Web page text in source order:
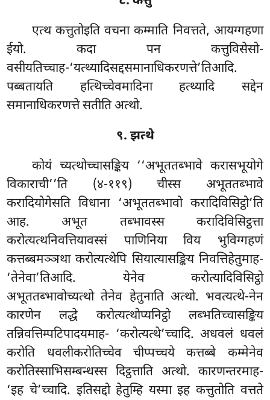
एत्थ कत्तुतोइति वचना कम्माति निवत्तते, आयग्गहणा
ईयो. कदा पन कत्तुविसेसो-
वसीयतिच्चाह-‘यत्थ्यादिसद्दसमानाधिकरणत्ते’तिआदि.
पब्बतायति हत्थिच्चेवमादिना हत्थ्यादि सद्देन
समानाधिकरणत्ते सतीति अत्थो.
९. झत्थे
कोयं च्यत्थोच्चासङ्किय ‘‘अभूततब्भावे करासभूयोगे
विकाराची’’ति (४-११९) चीस्स अभूततब्भावे
करादियोगेसति विधाना ‘अभूततब्भावो करादिविसिट्ठो’ति
आह. अभूत तब्भावस्स करादिविसिट्ठत्ता
करोत्यत्थनिवत्तियावस्सं पाणिनिया विय भुविग्गहणं
कत्तब्बमञ्ञथा करोत्यत्थेपि सियात्यासङ्किय निवत्तिहेतुमाह-
‘तेनेवा’तिआदि. येनेव करोत्यादिविसिट्ठो
अभूततब्भावोच्यत्थो तेनेव हेतुनाति अत्थो. भवत्यत्थे-नेन
कारणेन लद्धे करोत्यत्थोप्यनिट्ठो लब्भतिच्चासङ्किय
तन्निवत्तिम्पटिपादयमाह- ‘करोत्यत्थे’च्चादि. अधवलं धवलं
करोति धवलीकरोतिच्चेव चीप्पच्चये कत्तब्बे कम्मेनेव
करोतिस्साभिसम्बन्धस्स दिट्ठत्ताति अत्थो. कारणन्तरमाह-
‘इह चे’च्चादि. इतिसद्दो हेतुम्हि यस्मा इह कत्तुतोति वत्तते